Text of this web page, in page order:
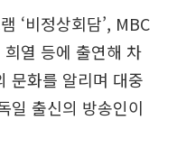
‘비정상회담’, MBC
열 등에 출연해 차
문화를 알리며 대중
일 출신의 방송인이